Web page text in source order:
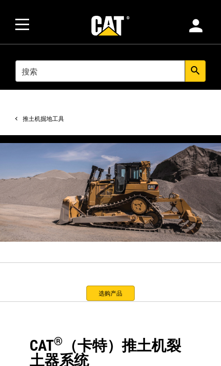
person
SEARCH search
推土机掘地工具
选购产品
CAT®
（卡特）推土机裂
土器系统